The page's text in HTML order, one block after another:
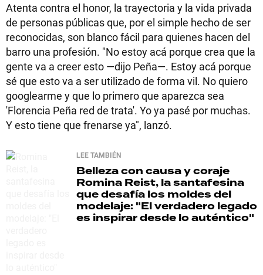
Atenta contra el honor, la trayectoria y la vida privada
de personas públicas que, por el simple hecho de ser
reconocidas, son blanco fácil para quienes hacen del
barro una profesión. "No estoy acá porque crea que la
gente va a creer esto —dijo Peña—. Estoy acá porque
sé que esto va a ser utilizado de forma vil. No quiero
googlearme y que lo primero que aparezca sea
'Florencia Peña red de trata'. Yo ya pasé por muchas.
Y esto tiene que frenarse ya", lanzó.
LEE TAMBIÉN
Belleza con causa y coraje
Romina Reist, la santafesina
que desafía los moldes del
modelaje: "El verdadero legado
es inspirar desde lo auténtico"